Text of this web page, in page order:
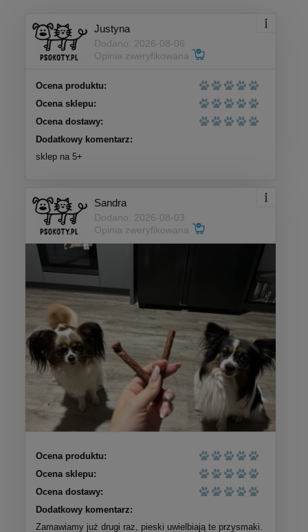
Justyna
Dodano: 2026-08-06
Opinia zweryfikowana
Ocena produktu:
Ocena sklepu:
Ocena dostawy:
Dodatkowy komentarz:
sklep na 5+
Sandra
Dodano: 2026-08-03
Opinia zweryfikowana
Ocena produktu:
Ocena sklepu:
Ocena dostawy:
Dodatkowy komentarz:
Zamawiamy już drugi raz, pieski uwielbiają te przysmaki.